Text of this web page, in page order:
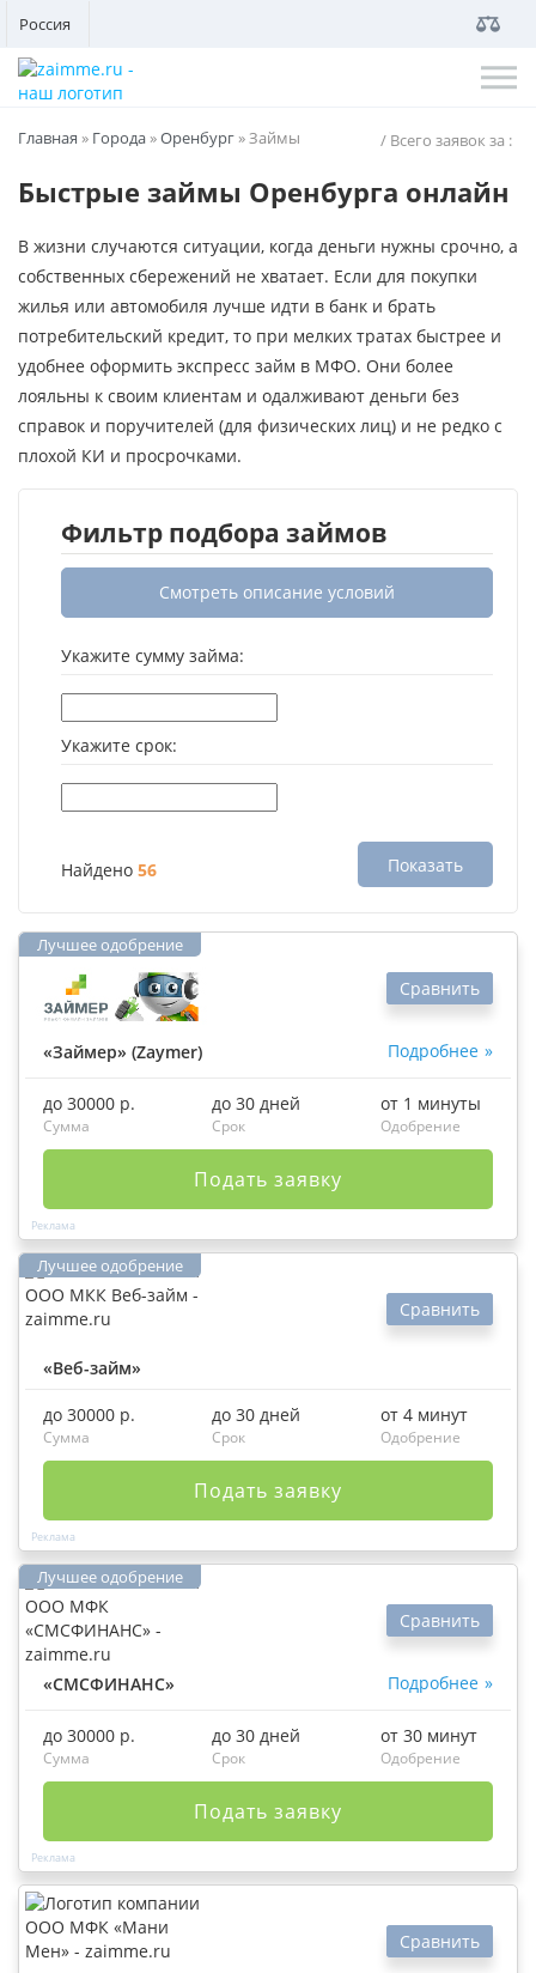
Россия
Главная » Города»Оренбург»Займы / Всего заявок за :
Быстрые займы Оренбурга онлайн
В жизни случаются ситуации, когда деньги нужны срочно, а
собственных сбережений не хватает. Если для покупки
жилья или автомобиля лучше идти в банк и брать
потребительский кредит, то при мелких тратах быстрее и
удобнее оформить экспресс займ в МФО. Они более
лояльны к своим клиентам и одалживают деньги без
справок и поручителей (для физических лиц) и не редко с
плохой КИ и просрочками.
Фильтр подбора займов
Смотреть описание условий
Укажите сумму займа:
Укажите срок:
Найдено 56 Показать
«Займер» (Zaymer) Подробнее
Сравнить
до 30000 р.
Сумма
до 30 дней
Срок
от 1 минуты
Одобрение
Подать заявку
«Веб-займ»
Сравнить
до 30000 р.
Сумма
до 30 дней
Срок
от 4 минут
Одобрение
Подать заявку
«СМСФИНАНС» Подробнее
Сравнить
до 30000 р.
Сумма
до 30 дней
Срок
от 30 минут
Одобрение
Подать заявку
Сравнить